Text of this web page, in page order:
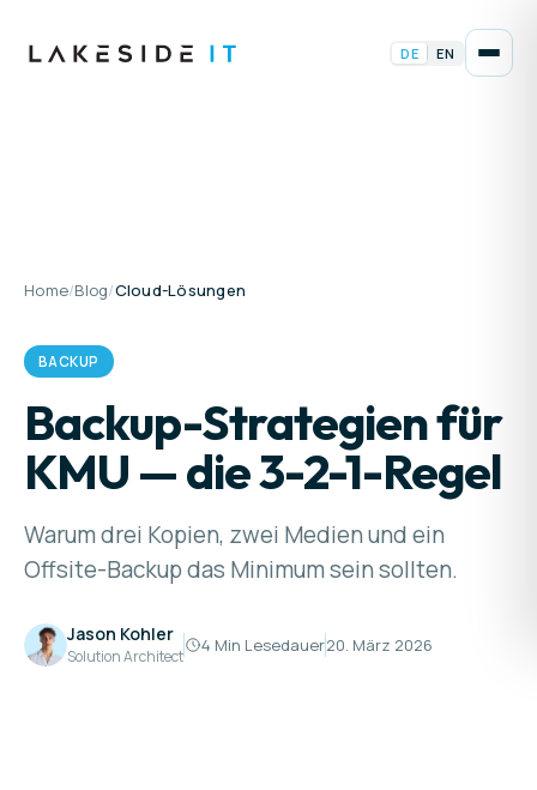
DE EN
Home/Blog/Cloud-Lösungen
BACKUP
Backup-Strategien für
KMU — die 3-2-1-Regel
Warum drei Kopien, zwei Medien und ein
Offsite-Backup das Minimum sein sollten.
Jason Kohler
Solution Architect
4 Min Lesedauer20. März 2026